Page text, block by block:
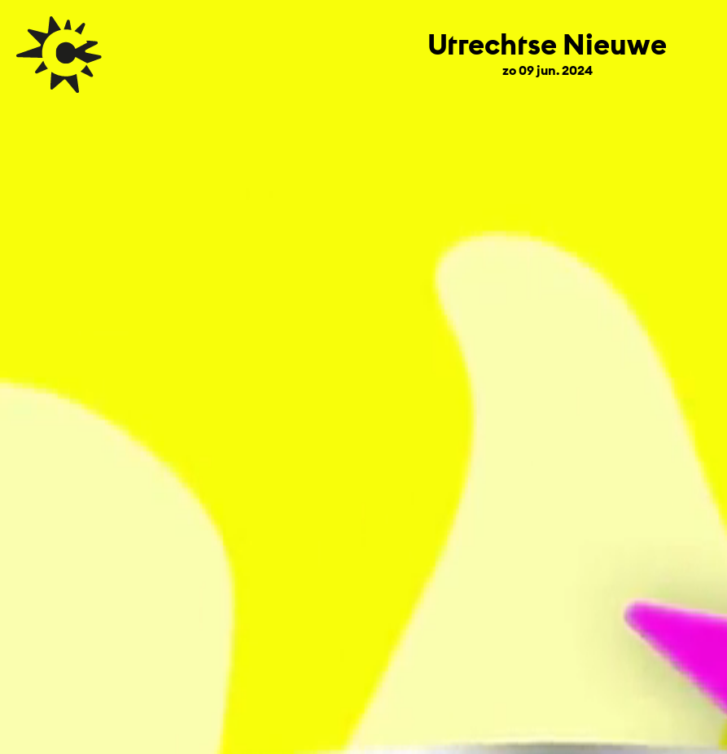
Utrechtse Nieuwe
zo 09 jun. 2024